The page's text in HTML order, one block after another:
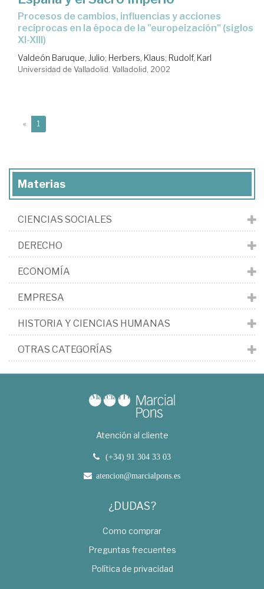
procesos de cambios, influencias y acciones
recíprocas en la época de la "europeización" (siglos
XI-XIII)
Valdeón Baruque, Julio; Herbers, Klaus; Rudolf, Karl
Universidad de Valladolid. Valladolid, 2002
« 1
Materias
CIENCIAS SOCIALES
DERECHO
ECONOMÍA
EMPRESA
HISTORIA Y CIENCIAS HUMANAS
OTRAS CATEGORÍAS
Atención al cliente
(+34) 91 304 33 03
atencion@marcialpons.es
¿DUDAS?
Como comprar
Preguntas frecuentes
Política de privacidad